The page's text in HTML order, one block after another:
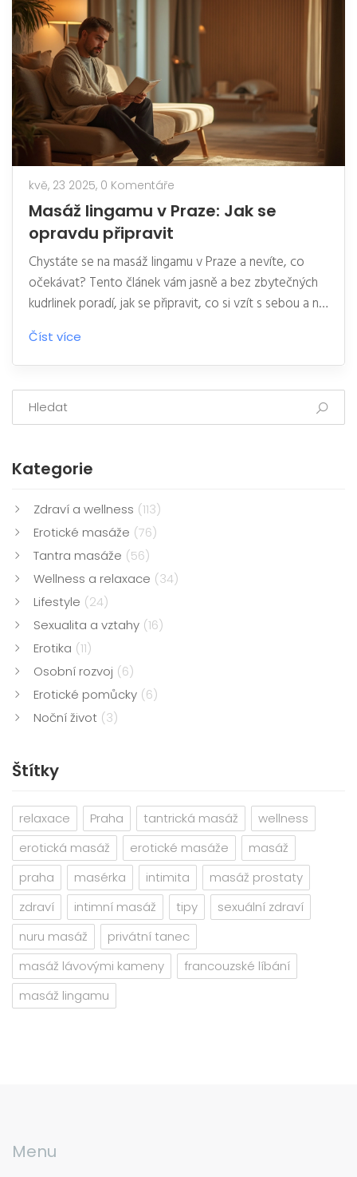
kvě, 23 2025, 0 Komentáře
Masáž lingamu v Praze: Jak se
opravdu připravit
Chystáte se na masáž lingamu v Praze a nevíte, co
očekávat? Tento článek vám jasně a bez zbytečných
kudrlinek poradí, jak se připravit, co si vzít s sebou a na
co se zaměřit už před samotným termínem. Dozvíte
se, proč je důležité nastavit si hranice a proč se
většina trapných situací vyřeší jednoduchou
komunikací. Nechybí praktické rady ani konkrétní tipy
od zkušených návštěvníků pražských salónů. Konec
nervozity – pojďte do toho s hlavou čistou.
Číst více
Kategorie
Zdraví a wellness (113)
Erotické masáže (76)
Tantra masáže (56)
Wellness a relaxace (34)
Lifestyle (24)
Sexualita a vztahy (16)
Erotika (11)
Osobní rozvoj (6)
Erotické pomůcky (6)
Noční život (3)
Štítky
relaxace Praha tantrická masáž
wellness
erotická masáž
erotické masáže
masáž
praha
masérka intimita
masáž prostaty
zdraví
intimní masáž tipy
sexuální zdraví
nuru masáž
privátní tanec
masáž lávovými kameny
francouzské líbání
masáž lingamu
Menu